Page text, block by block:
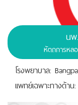
นพ
หัตถการหล
โรงพยาบาล: